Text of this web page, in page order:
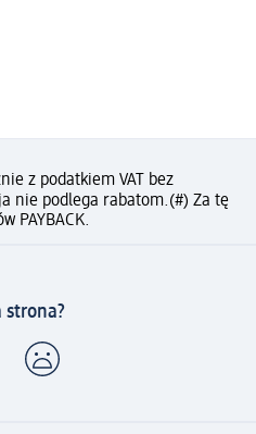
z podatkiem VAT bez
nie podlega rabatom.(#) Za tę
PAYBACK.
strona?